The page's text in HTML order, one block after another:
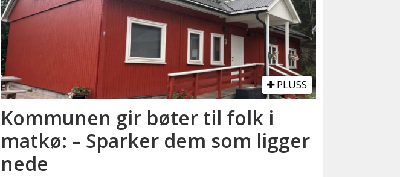
PLUSS
Kommunen gir bøter til folk i
matkø: – Sparker dem som ligger
nede